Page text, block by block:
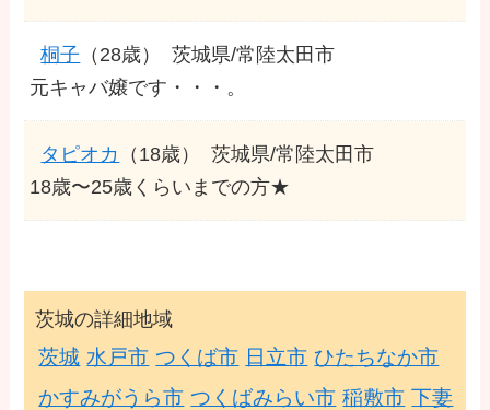
桐子 （28歳）
茨城県/常陸太田市
元キャバ嬢です・・・。
タピオカ （18歳）
茨城県/常陸太田市
18歳〜25歳くらいまでの方★
茨城の詳細地域
茨城 水戸市 つくば市 日立市 ひたちなか市
かすみがうら市 つくばみらい市 稲敷市 下妻